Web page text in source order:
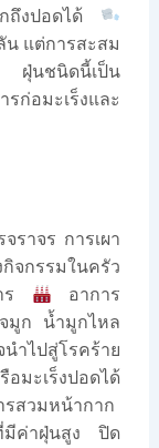
ถึงปอดได้
น แต่การสะสม
ฝุ่นชนิดนี้เป็น
ก่อมะเร็งและ
ราจร การเผา
จกรรมในครัว
ร
อาการ
มูก น้ำมูกไหล
ำไปสู่โรคร้าย
มะเร็งปอดได้
รสวมหน้ากาก
มีค่าฝุ่นสูง ปิด